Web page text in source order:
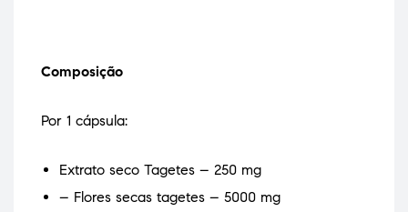
Composição
Por 1 cápsula:
Extrato seco Tagetes – 250 mg
– Flores secas tagetes – 5000 mg